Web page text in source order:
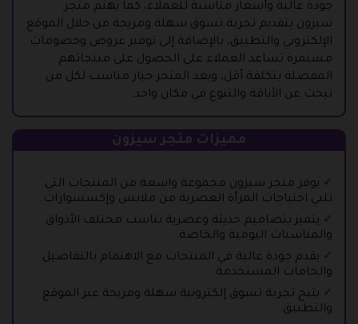
جودة عالية وأسعار مناسبة للعملاء، كما يهتم متجر
سيزون بتقديم تجربة تسوق سهلة ومريحة من خلال الموقع
الإلكتروني والتطبيق، بالإضافة إلى توفير عروض وخصومات
مستمرة تساعد العملاء على الحصول على منتجاتهم
المفضلة بتكلفة أقل، ويعد المتجر خيار مناسب لكل من
تبحث عن الأناقة والتنوع في مكان واحد.
مميزات متجر سيزون
يوفر متجر سيزون مجموعة واسعة من المنتجات التي
تلبي احتياجات المرأة العصرية من ملابس وإكسسوارات.
يتميز بتصاميم حديثة وعصرية تناسب مختلف الأذواق
والمناسبات اليومية والخاصة.
يقدم جودة عالية في المنتجات مع الاهتمام بالتفاصيل
والخامات المستخدمة.
يتيح تجربة تسوق إلكترونية سهلة ومريحة عبر الموقع
والتطبيق.